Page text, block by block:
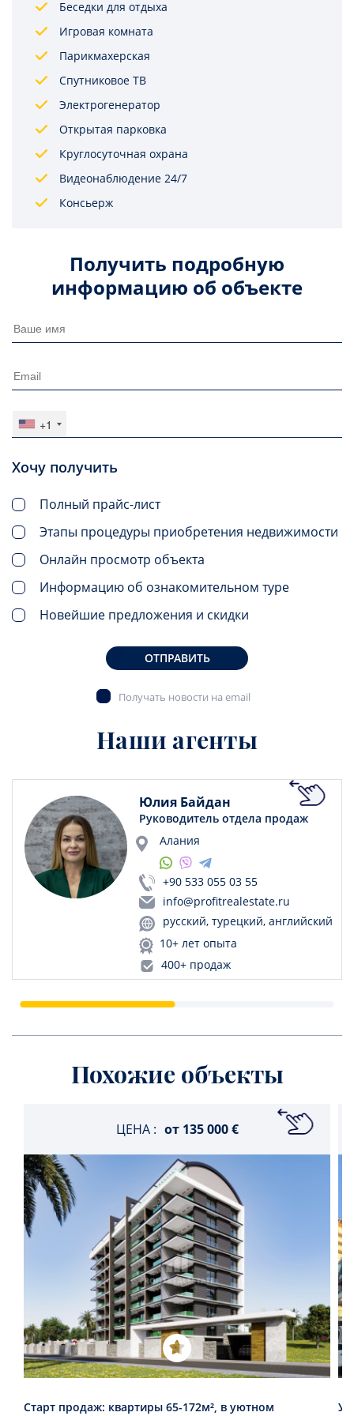
Беседки для отдыха
Игровая комната
Парикмахерская
Спутниковое ТВ
Электрогенератор
Открытая парковка
Круглосуточная охрана
Видеонаблюдение 24/7
Консьерж
Получить подробную
информацию об объекте
+1
Хочу получить
Полный прайс-лист
Этапы процедуры приобретения недвижимости
Онлайн просмотр объекта
Информацию об ознакомительном туре
Новейшие предложения и скидки
ОТПРАВИТЬ
Получать новости на email
Наши агенты
Юлия Байдан
Руководитель отдела продаж
Алания
+90 533 055 03 55
info@profitrealestate.ru
русский, турецкий, английский
10+ лет опыта
400+ продаж
Похожие объекты
ЦЕНА : от 135 000 €
Старт продаж: квартиры 65-172м², в уютном